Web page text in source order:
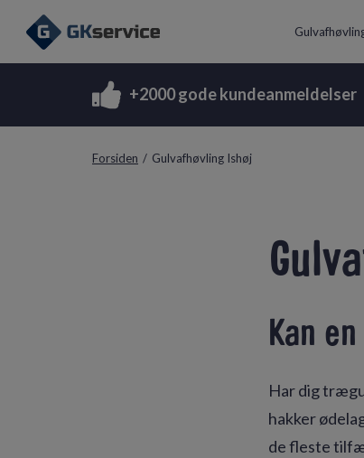
+2000 gode kundeanmeldelser
Forsiden / Gulvafhøvling Ishøj
Kan
Har dig
hakker
de fleste